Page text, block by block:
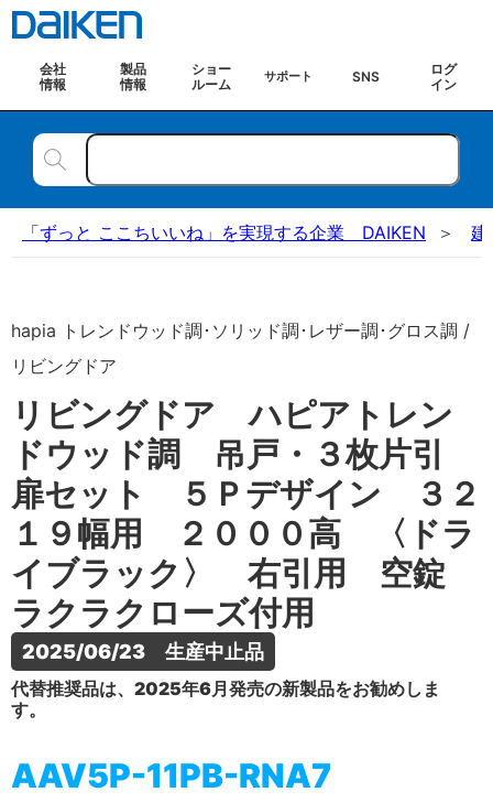
会社
情報
製品
情報
ショー
ルーム
サポート SNS
ログ
イン
「ずっと ここちいいね」を実現する企業 DAIKEN 建
hapia トレンドウッド調･ソリッド調･レザー調･グロス調 /
リビングドア
リビングドア ハピアトレン
ドウッド調 吊戸・３枚片引
扉セット ５Ｐデザイン ３２
１９幅用 ２０００高 〈ドラ
イブラック〉 右引用 空錠
ラクラクローズ付用
2025/06/23　生産中止品
代替推奨品は、2025年6月発売の新製品をお勧めしま
す。
AAV5P-11PB-RNA7